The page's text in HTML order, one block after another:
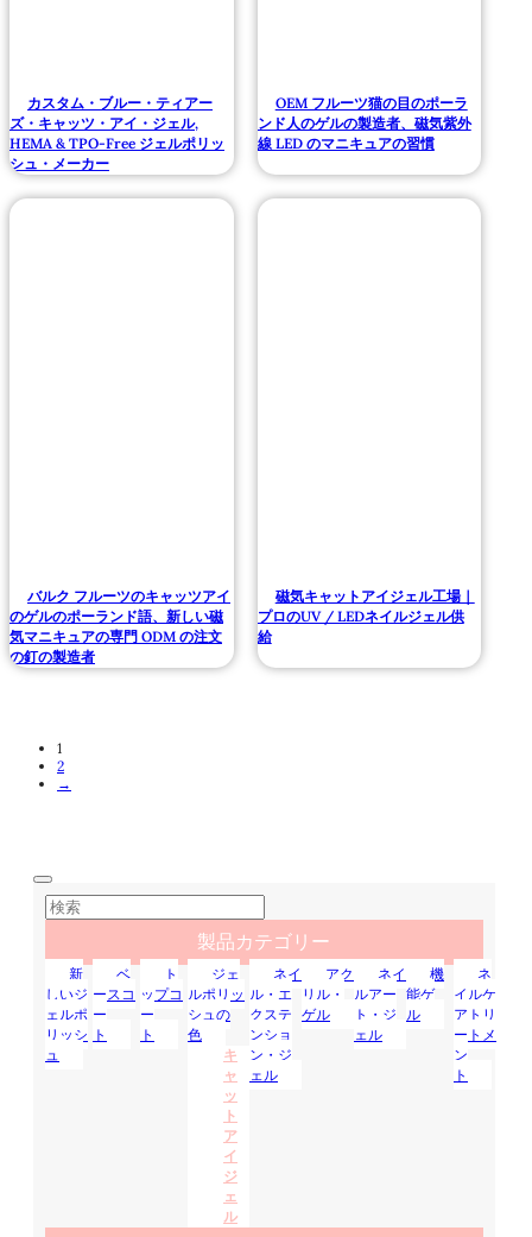
カスタム・ブルー・ティアー
ズ・キャッツ・アイ・ジェル,
HEMA & TPO-Free ジェルポリッ
シュ・メーカー
OEM フルーツ猫の目のポーラ
ンド人のゲルの製造者、磁気紫外
線 LED のマニキュアの習慣
バルク フルーツのキャッツアイ
のゲルのポーランド語、新しい磁
気マニキュアの専門 ODM の注文
の釘の製造者
磁気キャットアイジェル工場｜
プロのUV / LEDネイルジェル供
給
1
2
→
製品カテゴリー
新
しいジ
ェルポ
リッシ
ュ
ベ
ースコ
ー
ト
ト
ップコ
ー
ト
ジェ
ルポリッ
シュの
色
キ
ャ
ッ
ト
ア
イ
ジ
ェ
ル
ネイ
ル・エ
クステ
ンショ
ン・ジ
ェル
アク
リル・
ゲル
ネイ
ルアー
ト・ジ
ェル
機
能ゲ
ル
ネ
イルケ
アトリ
ートメ
ン
ト